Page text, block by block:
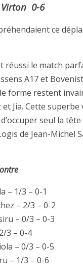
Virton 0-6
ce
réussi le match
A17 et
forme restent
et Jia. Cette
seul la
de Jean-Michel
– 1/3 – 0-1
– 2/3 – 0-2
– 0/3 – 0-3
3 – 0-4
– 0/3 – 0-5
– 1/3 – 0-6